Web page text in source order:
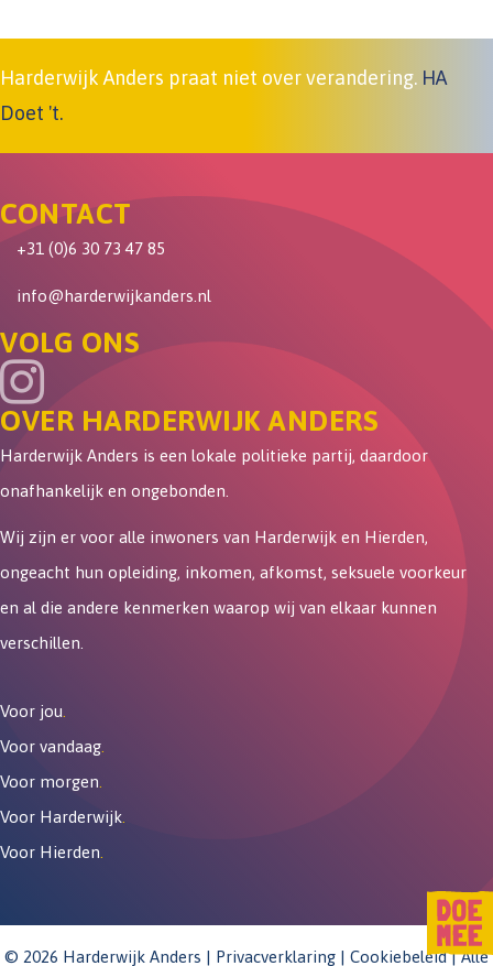
Harderwijk Anders praat niet over verandering. HA
Doet 't.
CONTACT
+31 (0)6 30 73 47 85
info@harderwijkanders.nl
VOLG ONS
OVER HARDERWIJK ANDERS
Harderwijk Anders is een lokale politieke partij, daardoor
onafhankelijk en ongebonden.
Wij zijn er voor alle inwoners van Harderwijk en Hierden,
ongeacht hun opleiding, inkomen, afkomst, seksuele voorkeur
en al die andere kenmerken waarop wij van elkaar kunnen
verschillen.
Voor jou
Voor vandaag
Voor morgen
Voor Harderwijk
Voor Hierden
© 2026 Harderwijk Anders | Privacverklaring | Cookiebeleid| Alle